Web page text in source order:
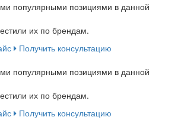
популярными позициями в данной
их по брендам.
Получить консультацию
популярными позициями в данной
их по брендам.
Получить консультацию